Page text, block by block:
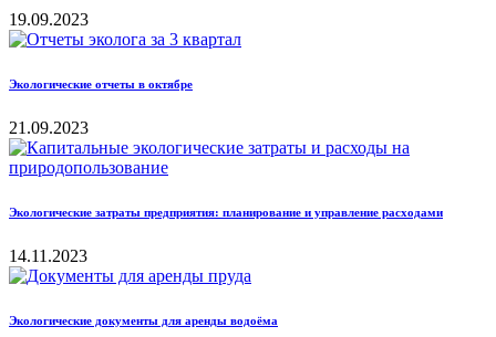
19.09.2023
Экологические отчеты в октябре
21.09.2023
Экологические затраты предприятия: планирование и управление расходами
14.11.2023
Экологические документы для аренды водоёма